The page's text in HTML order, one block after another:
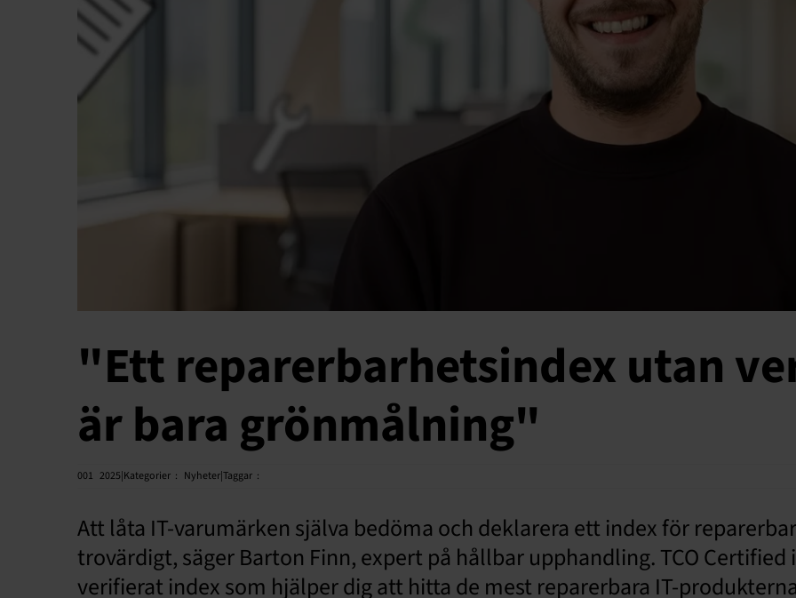
"Ett reparerbarhetsindex utan
är bara grönmålning"
001 2025|Kategorier : Nyheter|Taggar :
Att låta IT-varumärken själva bedöma och deklarera ett index för
trovärdigt, säger Barton Finn, expert på hållbar upphandling. TCO
verifierat index som hjälper dig att hitta de mest reparerbara IT-